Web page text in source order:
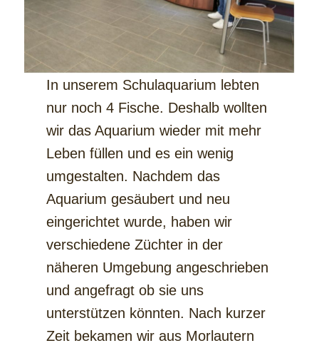
In unserem Schulaquarium lebten
nur noch 4 Fische. Deshalb wollten
wir das Aquarium wieder mit mehr
Leben füllen und es ein wenig
umgestalten. Nachdem das
Aquarium gesäubert und neu
eingerichtet wurde, haben wir
verschiedene Züchter in der
näheren Umgebung angeschrieben
und angefragt ob sie uns
unterstützen könnten. Nach kurzer
Zeit bekamen wir aus Morlautern